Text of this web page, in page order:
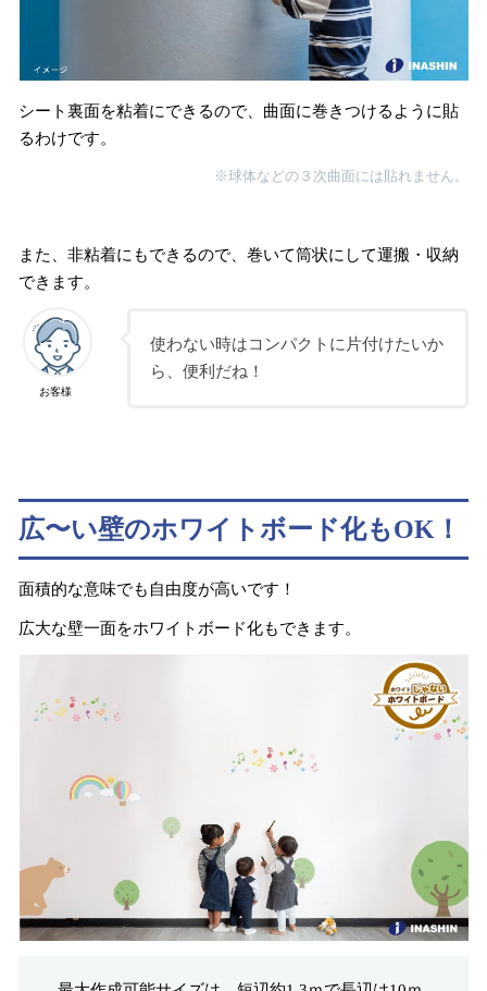
シート裏面を粘着にできるので、曲面に巻きつけるように貼
るわけです。
※球体などの３次曲面には貼れません。
また、非粘着にもできるので、巻いて筒状にして運搬・収納
できます。
お客様
使わない時はコンパクトに片付けたいか
ら、便利だね！
広〜い壁のホワイトボード化もOK！
面積的な意味でも自由度が高いです！
広大な壁一面をホワイトボード化もできます。